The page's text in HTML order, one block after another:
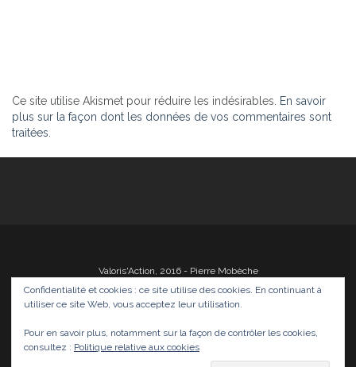
Ce site utilise Akismet pour réduire les indésirables. En savoir
plus sur la façon dont les données de vos commentaires sont
traitées
Valoris'Action, 2016 - Pierre Mobèche
Photos Films Divers Infos Médias
Confidentialité et cookies : ce site utilise des cookies. En continuant à
utiliser ce site Web, vous acceptez leur utilisation.
Pour en savoir plus, notamment sur la façon de contrôler les cookies,
consultez : Politique relative aux cookies